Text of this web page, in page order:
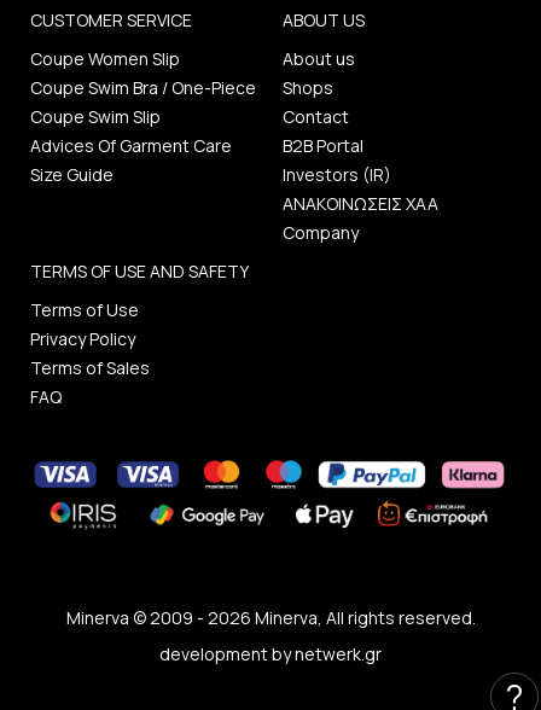
CUSTOMER SERVICE
Coupe Women Slip
Coupe Swim Bra / One-Piece
Coupe Swim Slip
Advices Of Garment Care
Size Guide
ABOUT US
About us
Shops
Contact
B2B Portal
Investors (IR)
ΑΝΑΚΟΙΝΩΣΕΙΣ ΧΑΑ
Company
TERMS OF USE AND SAFETY
Terms of Use
Privacy Policy
Terms of Sales
FAQ
Minerva © 2009 - 2026 Minerva, All rights reserved.
development bynetwerk.gr
?